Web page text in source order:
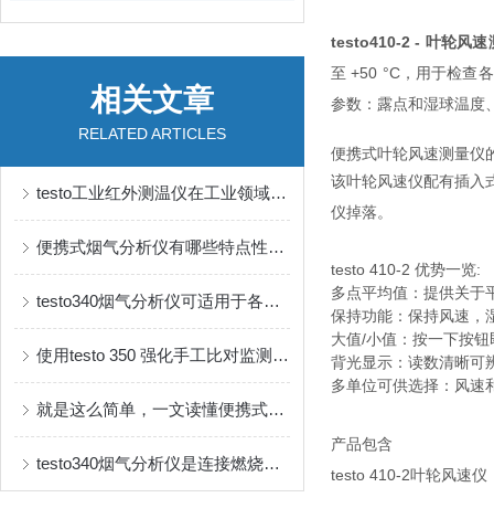
相关文章
RELATED ARTICLES
testo工业红外测温仪在工业领域中的应用非常广泛
便携式烟气分析仪有哪些特点性能？
testo340烟气分析仪可适用于各种工业烟气分析及排放检测
使用testo 350 强化手工比对监测，保证数据真实性
就是这么简单，一文读懂便携式烟气分析仪
testo340烟气分析仪是连接燃烧设备与环保要求的桥梁
testo410-2 - 叶轮风速
至 +50 °C，用于检查
参数：露点和湿球温度
便携式叶轮风速测量仪
该叶轮风速仪配有插入
仪掉落。
testo 410-2 优势一览:
多点平均值：提供关于
保持功能：保持风速，
大值/小值：按一下按
背光显示：读数清晰可
多单位可供选择：风速
产品包含
testo 410-2叶轮风速仪